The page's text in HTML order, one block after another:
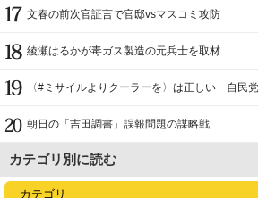
文春の前次官証言で官邸vsマスコミ攻防
綾瀬はるかが毒ガス製造の元兵士を取材
〈#ミサイルよりクーラーを〉は正しい 自民
朝日の「吉田調書」誤報問題の謀略戦
カテゴリ別に読む